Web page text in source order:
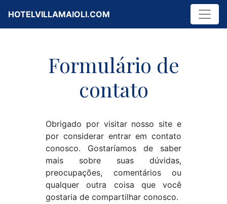
HOTELVILLAMAIOLI.COM
Formulário de
contato
Obrigado por visitar nosso site e
por considerar entrar em contato
conosco. Gostaríamos de saber
mais sobre suas dúvidas,
preocupações, comentários ou
qualquer outra coisa que você
gostaria de compartilhar conosco.